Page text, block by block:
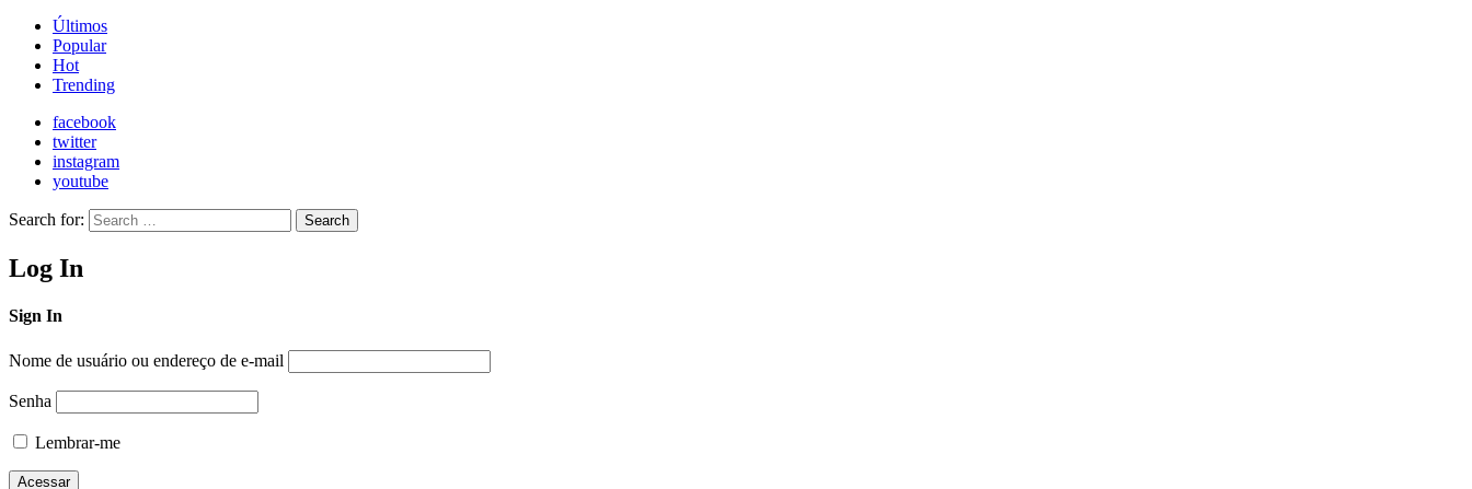
Últimos
Popular
Hot
Trending
facebook
twitter
instagram
youtube
Search for: Search
Log In
Sign In
Nome de usuário ou endereço de e-mail
Senha
Lembrar-me